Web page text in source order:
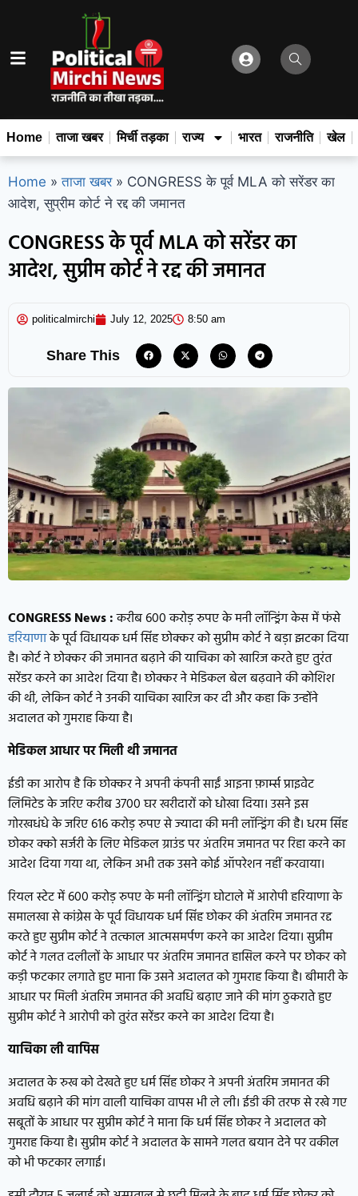
Home ताजा खबर मिर्ची तड़का राज्य भारत राजनीति खेल
Home » ताजा खबर » CONGRESS के पूर्व MLA को सरेंडर का
आदेश, सुप्रीम कोर्ट ने रद्द की जमानत
CONGRESS के पूर्व MLA को सरेंडर का
आदेश, सुप्रीम कोर्ट ने रद्द की जमानत
politicalmirchi July 12, 2025 8:50 am
Share This
CONGRESS News :करीब 600 करोड़ रुपए के मनी लॉन्ड्रिंग केस में फंसे
हरियाणाके पूर्व विधायक धर्म सिंह छोक्कर को सुप्रीम कोर्ट ने बड़ा झटका दिया
है। कोर्ट ने छोक्कर की जमानत बढ़ाने की याचिका को खारिज करते हुए तुरंत
सरेंडर करने का आदेश दिया है। छोक्कर ने मेडिकल बेल बढ़वाने की कोशिश
की थी, लेकिन कोर्ट ने उनकी याचिका खारिज कर दी और कहा कि उन्होंने
अदालत को गुमराह किया है।
मेडिकल आधार पर मिली थी जमानत
ईडी का आरोप है कि छोक्कर ने अपनी कंपनी साईं आइना फ़ार्म्स प्राइवेट
लिमिटेड के जरिए करीब 3700 घर खरीदारों को धोखा दिया। उसने इस
गोरखधंधे के जरिए 616 करोड़ रुपए से ज्यादा की मनी लॉन्ड्रिंग की है। धरम सिंह
छोकर क्को सर्जरी के लिए मेडिकल ग्राउंड पर अंतरिम जमानत पर रिहा करने का
आदेश दिया गया था, लेकिन अभी तक उसने कोई ऑपरेशन नहीं करवाया।
रियल स्टेट में 600 करोड़ रुपए के मनी लॉन्ड्रिंग घोटाले में आरोपी हरियाणा के
समालखा से कांग्रेस के पूर्व विधायक धर्म सिंह छोकर की अंतरिम जमानत रद्द
करते हुए सुप्रीम कोर्ट ने तत्काल आत्मसमर्पण करने का आदेश दिया। सुप्रीम
कोर्ट ने गलत दलीलों के आधार पर अंतरिम जमानत हासिल करने पर छोकर को
कड़ी फटकार लगाते हुए माना कि उसने अदालत को गुमराह किया है। बीमारी के
आधार पर मिली अंतरिम जमानत की अवधि बढ़ाए जाने की मांग ठुकराते हुए
सुप्रीम कोर्ट ने आरोपी को तुरंत सरेंडर करने का आदेश दिया है।
याचिका ली वापिस
अदालत के रुख को देखते हुए धर्म सिंह छोकर ने अपनी अंतरिम जमानत की
अवधि बढ़ाने की मांग वाली याचिका वापस भी ले ली। ईडी की तरफ से रखे गए
सबूतों के आधार पर सुप्रीम कोर्ट ने माना कि धर्म सिंह छोकर ने अदालत को
गुमराह किया है। सुप्रीम कोर्ट ने अदालत के सामने गलत बयान देने पर वकील
को भी फटकार लगाई।